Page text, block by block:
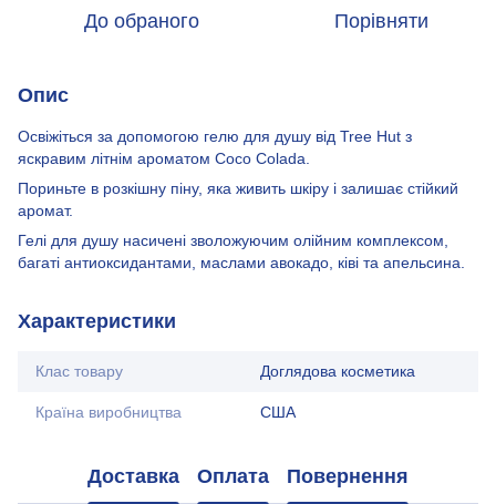
До обраного Порівняти
Опис
Освіжіться за допомогою гелю для душу від Tree Hut з
яскравим літнім ароматом Сосо Colada.
Пориньте в розкішну піну, яка живить шкіру і залишає стійкий
аромат.
Гелі для душу насичені зволожуючим олійним комплексом,
багаті антиоксидантами, маслами авокадо, ківі та апельсина.
Характеристики
Клас товару Доглядова косметика
Країна виробництва США
Доставка Оплата Повернення